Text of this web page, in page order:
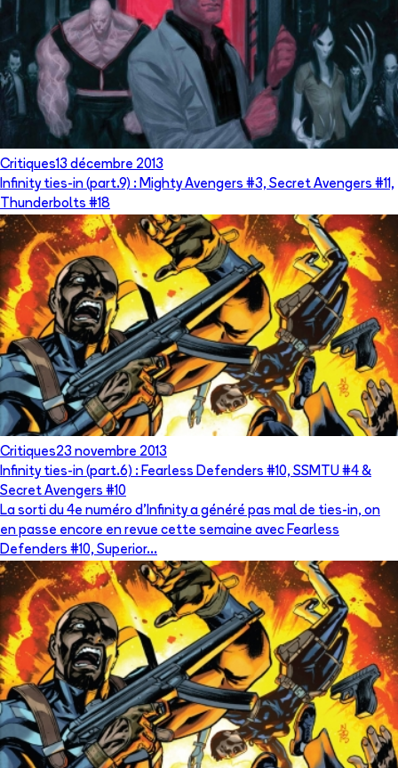
Critiques13 décembre 2013
Infinity ties-in (part.9) : Mighty Avengers #3, Secret Avengers #11,
Thunderbolts #18
Critiques23 novembre 2013
Infinity ties-in (part.6) : Fearless Defenders #10, SSMTU #4 &
Secret Avengers #10
La sorti du 4e numéro d'Infinity a généré pas mal de ties-in, on
en passe encore en revue cette semaine avec Fearless
Defenders #10, Superior...